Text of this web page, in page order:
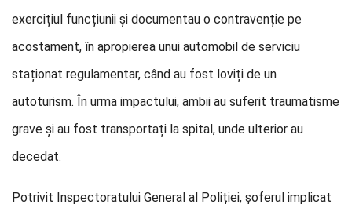
exercițiul funcțiunii și documentau o contravenție pe
acostament, în apropierea unui automobil de serviciu
staționat regulamentar, când au fost loviți de un
autoturism. În urma impactului, ambii au suferit traumatisme
grave și au fost transportați la spital, unde ulterior au
decedat.
Potrivit Inspectoratului General al Poliției, șoferul implicat